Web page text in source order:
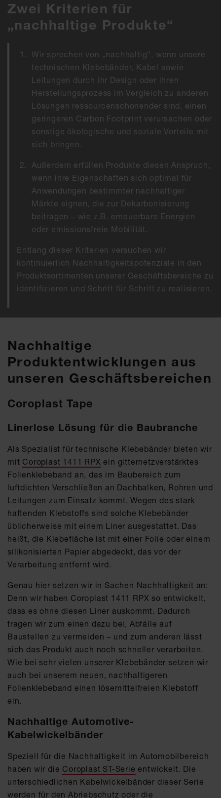
Zwei Kriterien für
„nachhaltige Produkte“
Wir sprechen von „nachhaltig“, wenn unsere
technischen Klebebänder, Kabel sowie
Leitungen durch ihr Design oder ihren
Herstellungsprozess im Vergleich zu anderen
Lösungen ressourcenschonender sind, einen
geringeren Carbon Footprint verursachen oder
sonstige ökologische und soziale Vorteile mit
sich bringen.
Außerdem erfüllen Produkte diesen Anspruch,
wenn ihre Eigenschaften sich optimal für
Anwendungen bestimmter nachhaltiger
Märkte eignen, die zur Dekarbonisierung
beitragen – wie z.B. erneuerbare Energien
oder emissionsfreie Mobilität.
Entlang dieser Kriterien versuchen wir
kontinuierlich Nachhaltigkeitspotenziale in den
Produktsortimenten unserer Geschäftsbereiche zu
identifizieren und Schritt für Schritt zu realisieren.
Nachhaltige
Produktentwicklungen aus
unseren Geschäftsbereichen
Coroplast Tape
Linerlose Lösung für die Baubranche
Als Spezialist für technische Klebebänder bieten wir
mit Coroplast 1411 RPX ein gitternetzverstärktes
Folienklebeband an, das im Baubereich zum
luftdichten Verschließen an Dachbalken, Rohren und
Leitungen zum Einsatz kommt. Wegen des stark
haftenden Klebstoffs sind solche Klebebänder
üblicherweise mit einem Liner ausgestattet. Das
heißt, die Klebefläche ist mit einer Folie oder einem
silikonisierten Papier abgedeckt, das vor der
Verarbeitung entfernt wird.
Genau hier setzen wir in Sachen Nachhaltigkeit an:
Denn wir haben Coroplast 1411 RPX so entwickelt,
dass es ohne diesen Liner auskommt. Dadurch
tragen wir zum einen dazu bei, Abfälle auf
Baustellen zu vermeiden – und zum anderen lässt
sich das Produkt auch noch schneller verarbeiten.
Wie bei sehr vielen unserer Klebebänder setzen wir
auch bei unserem neuen, nachhaltigeren
Folienklebeband einen lösemittelfreien Klebstoff
ein.
Nachhaltige Automotive-
Kabelwickelbänder
Speziell für die Nachhaltigkeit im Automobilbereich
haben wir die Coroplast ST-Serie entwickelt. Die
unterschiedlichen Kabelwickelbänder dieser Serie
werden für den Abriebschutz oder die